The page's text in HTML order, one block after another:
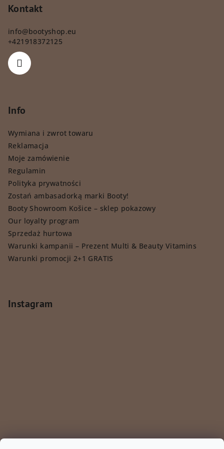
Kontakt
info@bootyshop.eu
+421918372125
Info
Wymiana i zwrot towaru
Reklamacja
Moje zamówienie
Regulamin
Polityka prywatności
Zostań ambasadorką marki Booty!
Booty Showroom Košice – sklep pokazowy
Our loyalty program
Sprzedaż hurtowa
Warunki kampanii – Prezent Multi & Beauty Vitamins
Warunki promocji 2+1 GRATIS
Instagram